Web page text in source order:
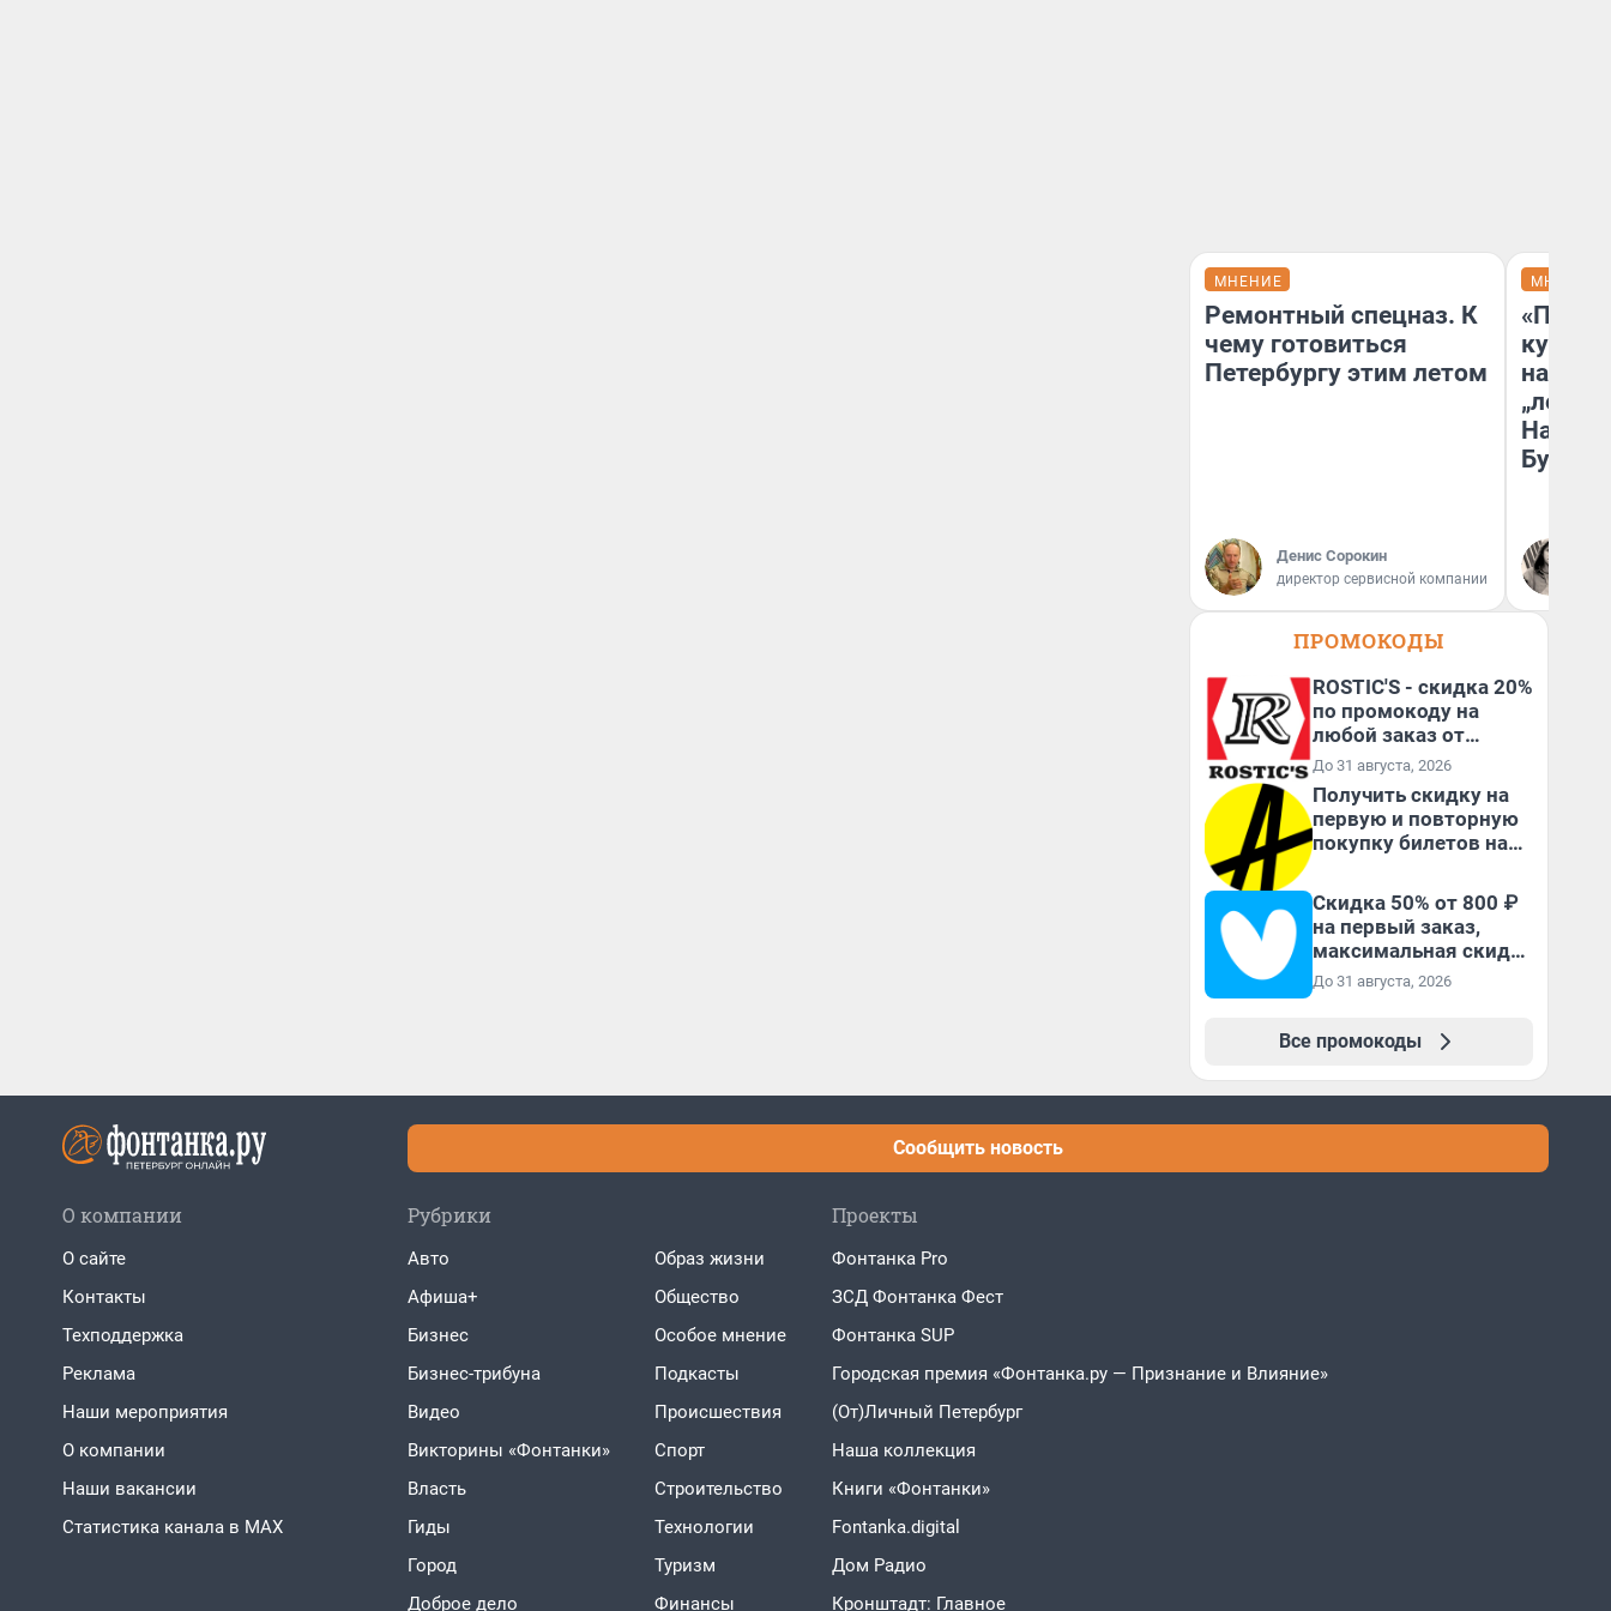
МНЕНИЕ
Ремонтный спецназ. К
чему готовиться
Петербургу этим летом
Денис Сорокин
директор сервисной компании
МНЕНИЕ
«Пласт
На
ПРОМОКОДЫ
ROSTIC'S - скидка 20%
по промокоду на
любой заказ от
3199₽!
До 31 августа, 2026
Получить скидку на
первую и повторную
покупку билетов на
Скидка 50% от 800 ₽
на первый заказ,
максимальная скидка
600 ₽
До 31 августа, 2026
Все промокоды
Сообщить новость
О компании
О сайте
Контакты
Техподдержка
Реклама
Наши мероприятия
О компании
Наши вакансии
Статистика канала в MAX
Рубрики
Авто
Афиша+
Бизнес
Бизнес-трибуна
Видео
Викторины «Фонтанки»
Власть
Гиды
Город
Доброе дело
Образ жизни
Общество
Особое мнение
Подкасты
Проиcшествия
Спорт
Строительство
Технологии
Туризм
Финансы
Проекты
Фонтанка Pro
ЗСД Фонтанка Фест
Фонтанка SUP
Городская премия «Фонтанка.ру — Признание и Влияние»
(От)Личный Петербург
Наша коллекция
Книги «Фонтанки»
Fontanka.digital
Дом Радио
Кронштадт: Главное